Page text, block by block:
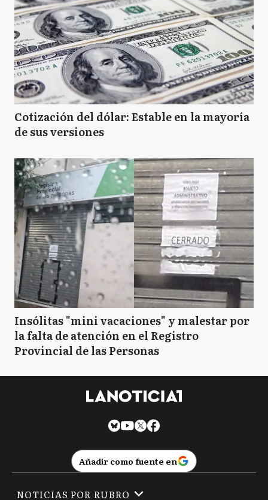
Cotización del dólar: Estable en la mayoría
de sus versiones
Insólitas "mini vacaciones" y malestar por
la falta de atención en el Registro
Provincial de las Personas
Añadir como fuente en
NOTICIAS POR RUBRO